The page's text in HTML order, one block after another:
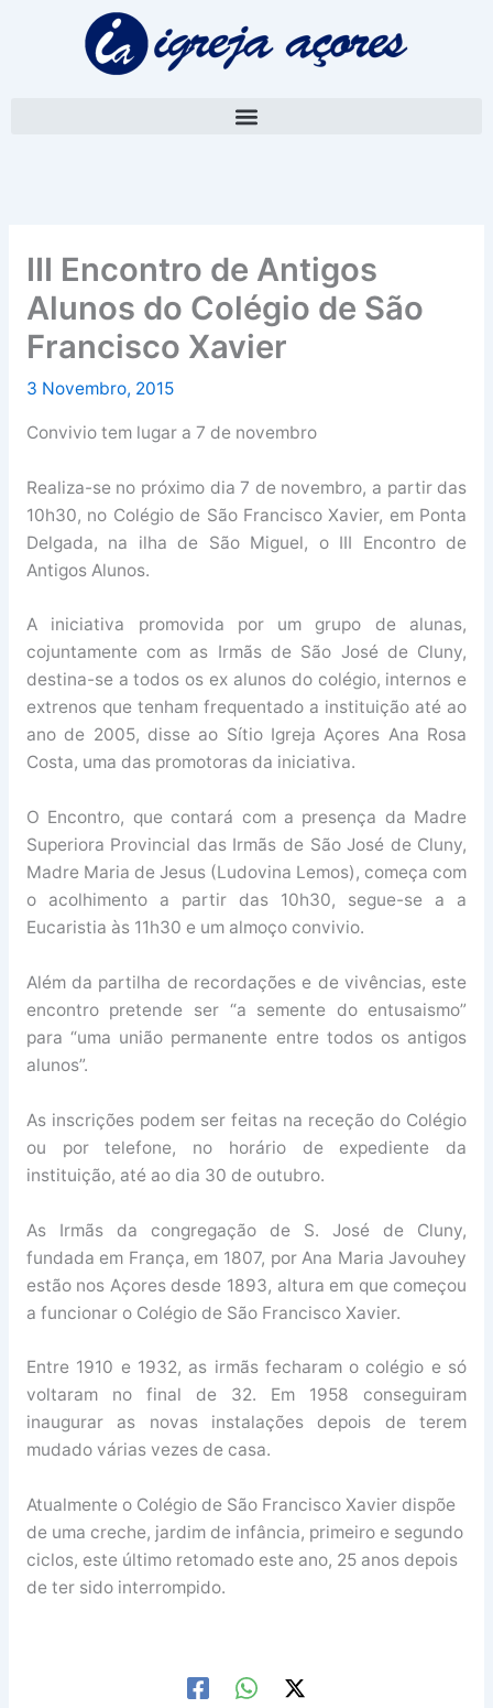
III Encontro de Antigos
Alunos do Colégio de São
Francisco Xavier
3 Novembro, 2015
Convivio tem lugar a 7 de novembro
Realiza-se no próximo dia 7 de novembro, a partir das
10h30, no Colégio de São Francisco Xavier, em Ponta
Delgada, na ilha de São Miguel, o III Encontro de
Antigos Alunos.
A iniciativa promovida por um grupo de alunas,
cojuntamente com as Irmãs de São José de Cluny,
destina-se a todos os ex alunos do colégio, internos e
extrenos que tenham frequentado a instituição até ao
ano de 2005, disse ao Sítio Igreja Açores Ana Rosa
Costa, uma das promotoras da iniciativa.
O Encontro, que contará com a presença da Madre
Superiora Provincial das Irmãs de São José de Cluny,
Madre Maria de Jesus (Ludovina Lemos), começa com
o acolhimento a partir das 10h30, segue-se a a
Eucaristia às 11h30 e um almoço convivio.
Além da partilha de recordações e de vivências, este
encontro pretende ser “a semente do entusaismo”
para “uma união permanente entre todos os antigos
alunos”.
As inscrições podem ser feitas na receção do Colégio
ou por telefone, no horário de expediente da
instituição, até ao dia 30 de outubro.
As Irmãs da congregação de S. José de Cluny,
fundada em França, em 1807, por Ana Maria Javouhey
estão nos Açores desde 1893, altura em que começou
a funcionar o Colégio de São Francisco Xavier.
Entre 1910 e 1932, as irmãs fecharam o colégio e só
voltaram no final de 32. Em 1958 conseguiram
inaugurar as novas instalações depois de terem
mudado várias vezes de casa.
Atualmente o Colégio de São Francisco Xavier dispõe
de uma creche, jardim de infância, primeiro e segundo
ciclos, este último retomado este ano, 25 anos depois
de ter sido interrompido.